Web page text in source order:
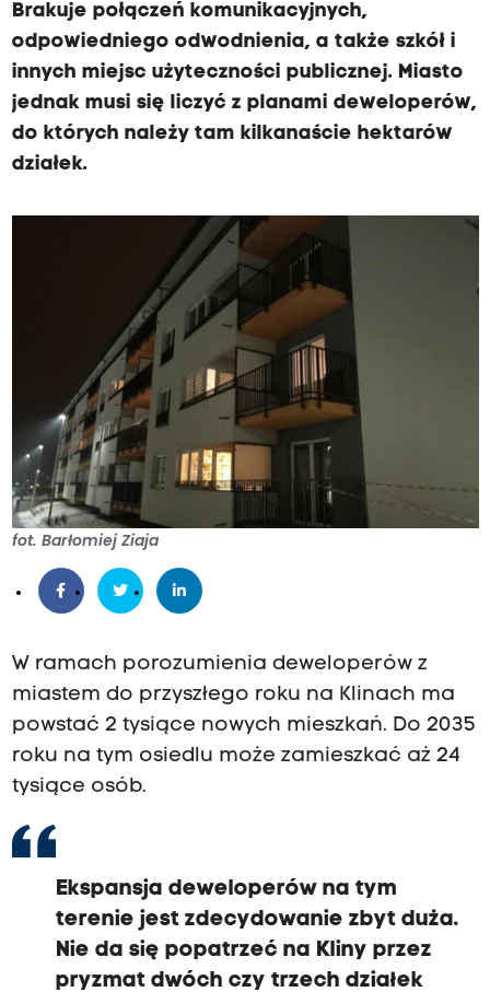
Brakuje połączeń komunikacyjnych,
odpowiedniego odwodnienia, a także szkół i
innych miejsc użyteczności publicznej. Miasto
jednak musi się liczyć z planami deweloperów,
do których należy tam kilkanaście hektarów
działek.
fot. Barłomiej Ziaja
W ramach porozumienia deweloperów z
miastem do przyszłego roku na Klinach ma
powstać 2 tysiące nowych mieszkań. Do 2035
roku na tym osiedlu może zamieszkać aż 24
tysiące osób.
Ekspansja deweloperów na tym
terenie jest zdecydowanie zbyt duża.
Nie da się popatrzeć na Kliny przez
pryzmat dwóch czy trzech działek